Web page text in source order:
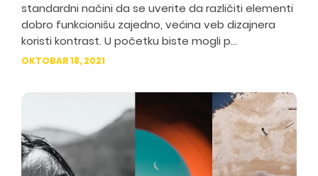
standardni načini da se uverite da različiti elementi
dobro funkcionišu zajedno, većina veb dizajnera
koristi kontrast. U početku biste mogli p...
OKTOBAR 18, 2021